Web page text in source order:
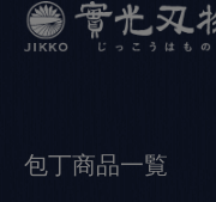
包丁商品一覧